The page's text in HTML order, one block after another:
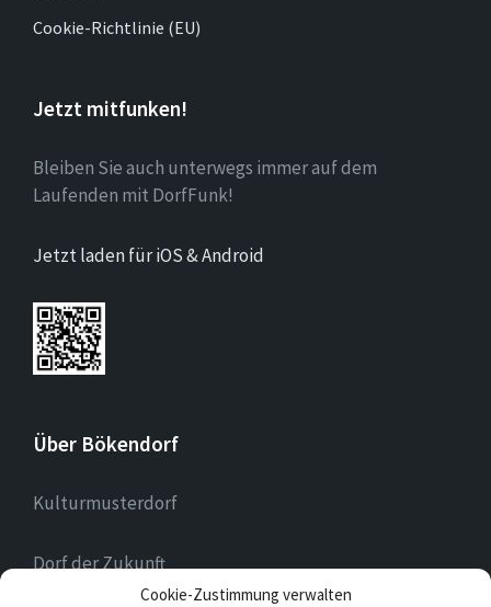
Cookie-Zustimmung verwalten
Cookie-Richtlinie (EU)
Jetzt mitfunken!
Bleiben Sie auch unterwegs immer auf dem
Laufenden mit DorfFunk!
Jetzt laden für iOS & Android
Über Bökendorf
Kulturmusterdorf
Dorf der Zukunft